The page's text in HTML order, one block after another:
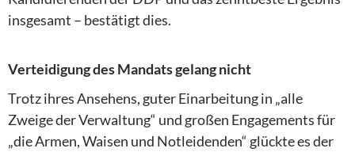
insgesamt – bestätigt dies.
Verteidigung des Mandats gelang nicht
Trotz ihres Ansehens, guter Einarbeitung in „alle
Zweige der Verwaltung“ und großen Engagements für
„die Armen, Waisen und Notleidenden“ glückte es der